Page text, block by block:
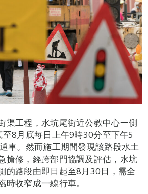
渠工程，水坑尾街近公教中心一側
8月底每日上午9時30分至下午5
車。然而施工期間發現該路段水土
搶修，經跨部門協調及評估，水坑
的路段由即日起至8月30日，需全
時收窄成一線行車。